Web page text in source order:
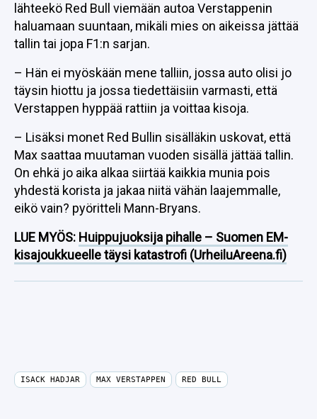
lähteekö Red Bull viemään autoa Verstappenin
haluamaan suuntaan, mikäli mies on aikeissa jättää
tallin tai jopa F1:n sarjan.
– Hän ei myöskään mene talliin, jossa auto olisi jo
täysin hiottu ja jossa tiedettäisiin varmasti, että
Verstappen hyppää rattiin ja voittaa kisoja.
– Lisäksi monet Red Bullin sisälläkin uskovat, että
Max saattaa muutaman vuoden sisällä jättää tallin.
On ehkä jo aika alkaa siirtää kaikkia munia pois
yhdestä korista ja jakaa niitä vähän laajemmalle,
eikö vain? pyöritteli Mann-Bryans.
LUE MYÖS: Huippujuoksija pihalle – Suomen EM-
kisajoukkueelle täysi katastrofi (UrheiluAreena.fi)
ISACK HADJAR MAX VERSTAPPEN RED BULL